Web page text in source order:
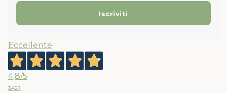
Eccellente
4,8/5
3.427